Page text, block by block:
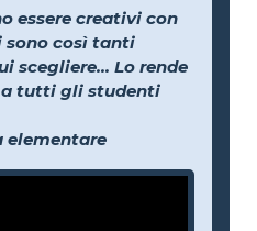
essere creativi con
sono così tanti
scegliere... Lo rende
a tutti gli studenti
elementare